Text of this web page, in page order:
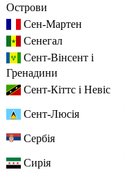
Острови
Сен-Мартен
Сенегал
Сент-Вінсент і
Гренадини
Сент-Кіттс і Невіс
Сент-Люсія
Сербія
Сирія